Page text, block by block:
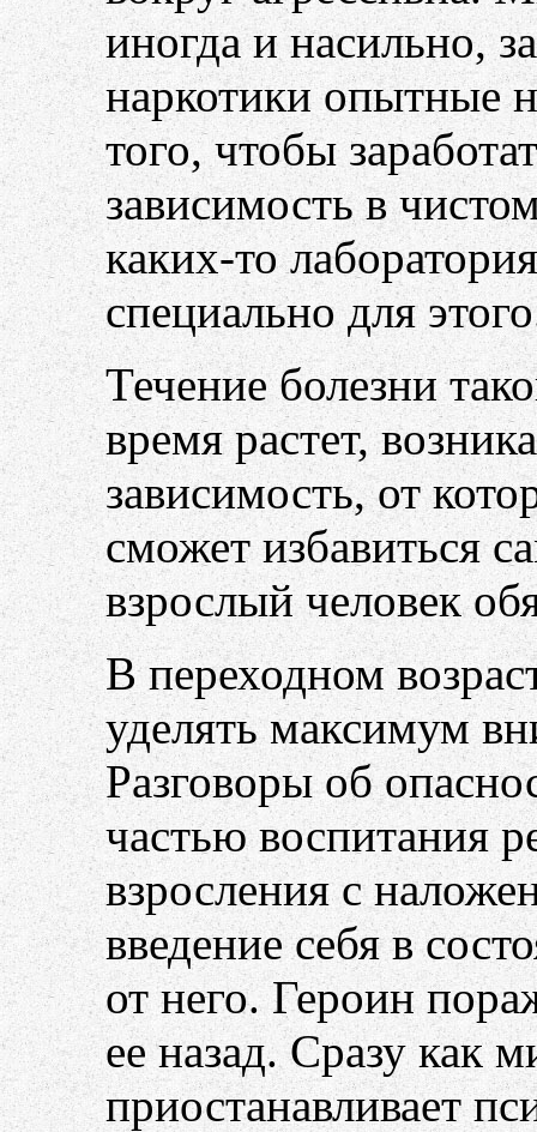
иногда и насильно,
наркотики опытные
того, чтобы
зависимость в
каких-то
специально для
Течение болезни
время растет,
зависимость, от
сможет избавиться
взрослый человек
В переходном
уделять максимум
Разговоры об
частью воспитания
взросления с
введение себя в
от него. Героин
ее назад. Сразу как
приостанавливает